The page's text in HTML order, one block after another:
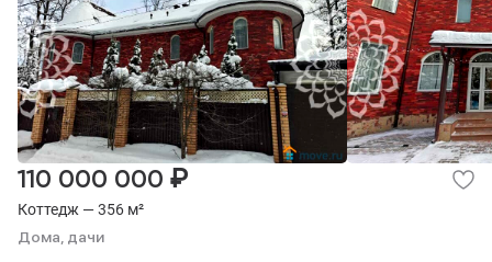
Коттедж — 356 м²
Дома, дачи
110 000 000 ₽